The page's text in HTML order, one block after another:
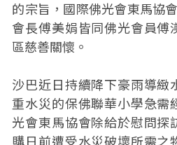
的宗旨，國際佛光會東馬協
會長傅美娟皆同佛光會員傅
區慈善關懷。
沙巴近日持續降下豪雨導緻
重水災的保佛聯華小學急需
光會東馬協會除給於慰問探
購日前遭受水災破壞所需之